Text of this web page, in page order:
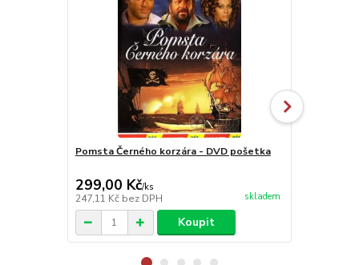
Pomsta Černého korzára - DVD pošetka
299,00 Kč/ks
247,11 Kč bez DPH skladem
Koupit